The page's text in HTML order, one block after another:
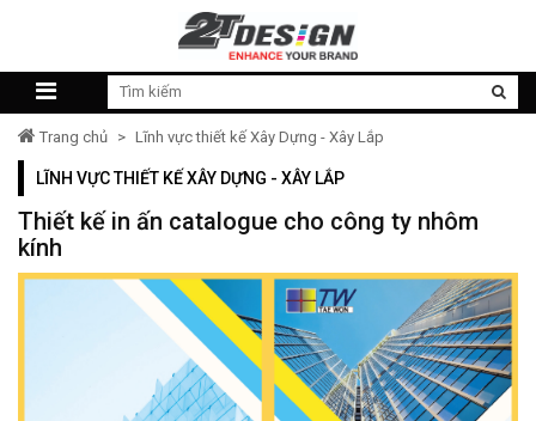
Trang chủ > Lĩnh vực thiết kế Xây Dựng - Xây Lắp
LĨNH VỰC THIẾT KẾ XÂY DỰNG - XÂY LẮP
Thiết kế in ấn catalogue cho công ty nhôm
kính